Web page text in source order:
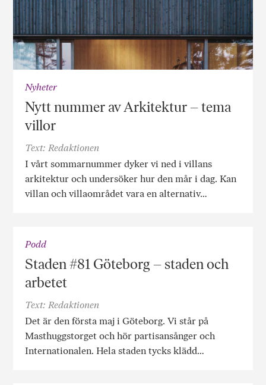
Nyheter
Nytt nummer av Arkitektur – tema
villor
Text: Redaktionen
I vårt sommarnummer dyker vi ned i villans
arkitektur och undersöker hur den mår i dag. Kan
villan och villaområdet vara en alternativ…
Podd
Staden #81 Göteborg – staden och
arbetet
Text: Redaktionen
Det är den första maj i Göteborg. Vi står på
Masthuggstorget och hör partisansånger och
Internationalen. Hela staden tycks klädd…